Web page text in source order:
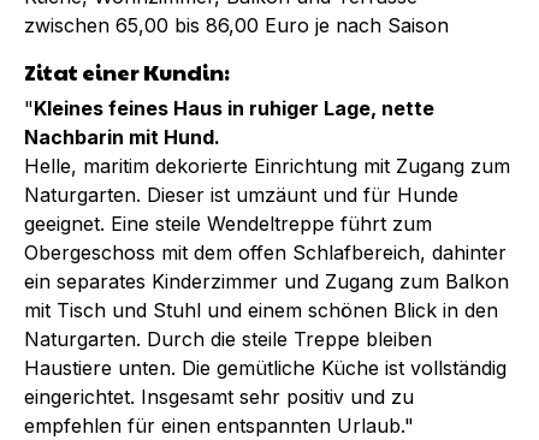
zwischen 65,00 bis 86,00 Euro je nach Saison
Zitat einer Kundin:
"Kleines feines Haus in ruhiger Lage, nette
Nachbarin mit Hund.
Helle, maritim dekorierte Einrichtung mit Zugang zum
Naturgarten. Dieser ist umzäunt und für Hunde
geeignet. Eine steile Wendeltreppe führt zum
Obergeschoss mit dem offen Schlafbereich, dahinter
ein separates Kinderzimmer und Zugang zum Balkon
mit Tisch und Stuhl und einem schönen Blick in den
Naturgarten. Durch die steile Treppe bleiben
Haustiere unten. Die gemütliche Küche ist vollständig
eingerichtet. Insgesamt sehr positiv und zu
empfehlen für einen entspannten Urlaub."